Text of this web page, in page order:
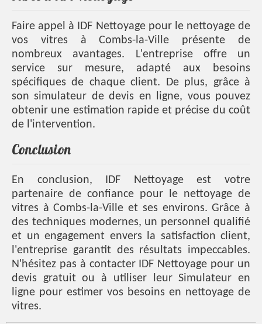
Faire appel à IDF Nettoyage pour le nettoyage de
vos vitres à Combs-la-Ville présente de
nombreux avantages. L'entreprise offre un
service sur mesure, adapté aux besoins
spécifiques de chaque client. De plus, grâce à
son simulateur de devis en ligne, vous pouvez
obtenir une estimation rapide et précise du coût
de l'intervention.
Conclusion
En conclusion, IDF Nettoyage est votre
partenaire de confiance pour le nettoyage de
vitres à Combs-la-Ville et ses environs. Grâce à
des techniques modernes, un personnel qualifié
et un engagement envers la satisfaction client,
l'entreprise garantit des résultats impeccables.
N'hésitez pas à contacter IDF Nettoyage pour un
devis gratuit ou à utiliser leurSimulateur en
ligne pour estimer vos besoins en nettoyage de
vitres.